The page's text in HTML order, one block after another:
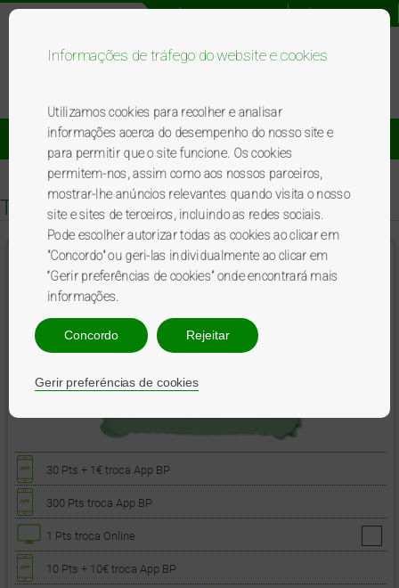
Informações de tráfego do website e cookies
Utilizamos cookies para recolher e analisar
informações acerca do desempenho do nosso site e
para permitir que o site funcione. Os cookies
permitem-nos, assim como aos nossos parceiros,
mostrar-lhe anúncios relevantes quando visita o nosso
site e sites de terceiros, incluindo as redes sociais.
Pode escolher autorizar todas as cookies ao clicar em
"Concordo" ou geri-las individualmente ao clicar em
“Gerir preferências de cookies” onde encontrará mais
informações.
Concordo Rejeitar
Gerir preferéncias de cookies
Acesso utilizador
Catálogo De Brindes
Top
Almofada insuflável
30 Pts + 1€troca App BP
300 Pts troca App BP
1 Pts troca Online
10 Pts + 10€troca App BP